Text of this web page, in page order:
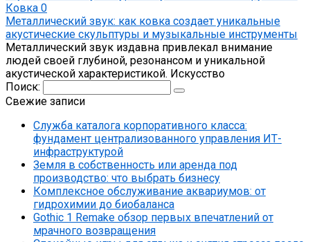
Ковка 0
Металлический звук: как ковка создает уникальные
акустические скульптуры и музыкальные инструменты
Металлический звук издавна привлекал внимание
людей своей глубиной, резонансом и уникальной
акустической характеристикой. Искусство
Поиск:
Свежие записи
Служба каталога корпоративного класса:
фундамент централизованного управления ИТ-
инфраструктурой
Земля в собственность или аренда под
производство: что выбрать бизнесу
Комплексное обслуживание аквариумов: от
гидрохимии до биобаланса
Gothic 1 Remake обзор первых впечатлений от
мрачного возвращения